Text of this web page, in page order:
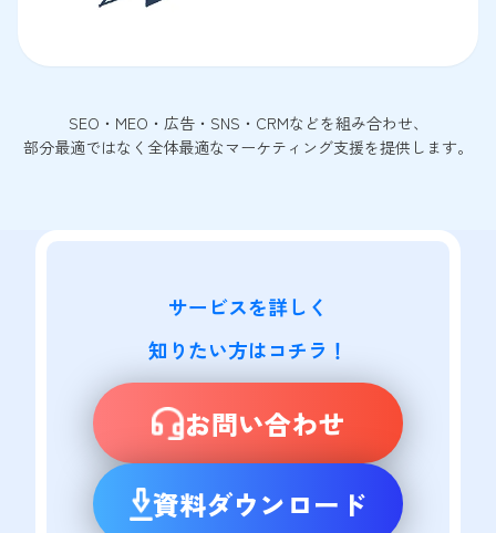
SEO・MEO・広告・SNS・CRMなどを組み合わせ、
部分最適ではなく全体最適なマーケティング支援を提供します。
サービスを詳しく
知りたい方はコチラ！
お問い合わせ
資料ダウンロード